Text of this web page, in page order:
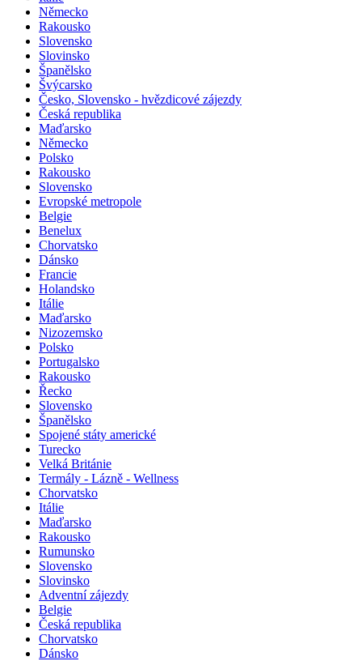
Německo
Rakousko
Slovensko
Slovinsko
Španělsko
Švýcarsko
Česko, Slovensko - hvězdicové zájezdy
Česká republika
Maďarsko
Německo
Polsko
Rakousko
Slovensko
Evropské metropole
Belgie
Benelux
Chorvatsko
Dánsko
Francie
Holandsko
Itálie
Maďarsko
Nizozemsko
Polsko
Portugalsko
Rakousko
Řecko
Slovensko
Španělsko
Spojené státy americké
Turecko
Velká Británie
Termály - Lázně - Wellness
Chorvatsko
Itálie
Maďarsko
Rakousko
Rumunsko
Slovensko
Slovinsko
Adventní zájezdy
Belgie
Česká republika
Chorvatsko
Dánsko